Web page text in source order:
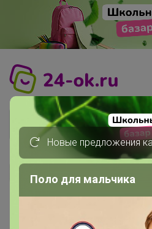
Новые предложения
Поло для мальчика